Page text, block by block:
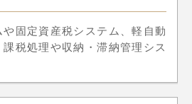
固定資産税システム、軽自動
税処理や収納・滞納管理シス